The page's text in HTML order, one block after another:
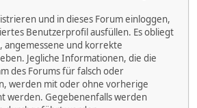
und in dieses Forum einloggen,
Benutzerprofil ausfüllen. Es obliegt
und korrekte
Jegliche Informationen, die die
des Forums für falsch oder
werden mit oder ohne vorherige
werden. Gegebenenfalls werden